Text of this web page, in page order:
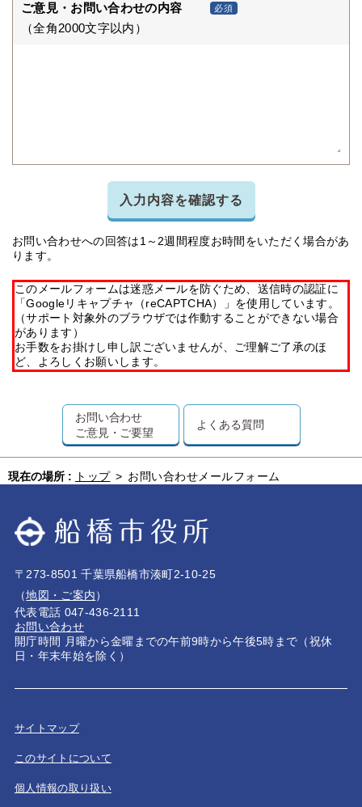
ご意見・お問い合わせの内容 必須
（全角2000文字以内）
入力内容を確認する
お問い合わせへの回答は1～2週間程度お時間をいただく場合があ
ります。
このメールフォームは迷惑メールを防ぐため、送信時の認証に
「Googleリキャプチャ（reCAPTCHA）」を使用しています。
（サポート対象外のブラウザでは作動することができない場合
があります）
お手数をお掛けし申し訳ございませんが、ご理解ご了承のほ
ど、よろしくお願いします。
お問い合わせ
ご意見・ご要望
よくある質問
現在の場所 : トップ > お問い合わせメールフォーム
〒273-8501 千葉県船橋市湊町2-10-25
（地図・ご案内）
代表電話 047-436-2111
お問い合わせ
開庁時間 月曜から金曜までの午前9時から午後5時まで（祝休
日・年末年始を除く）
サイトマップ
このサイトについて
個人情報の取り扱い